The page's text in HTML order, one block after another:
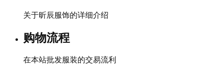
关于昕辰服饰的详细介绍
购物流程
在本站批发服装的交易流利